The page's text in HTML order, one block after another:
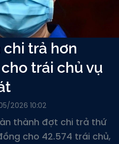
Video
chi trả hơn
trái chủ vụ
2026 10:02
thành đợt chi trả thứ
cho 42.574 trái chủ,